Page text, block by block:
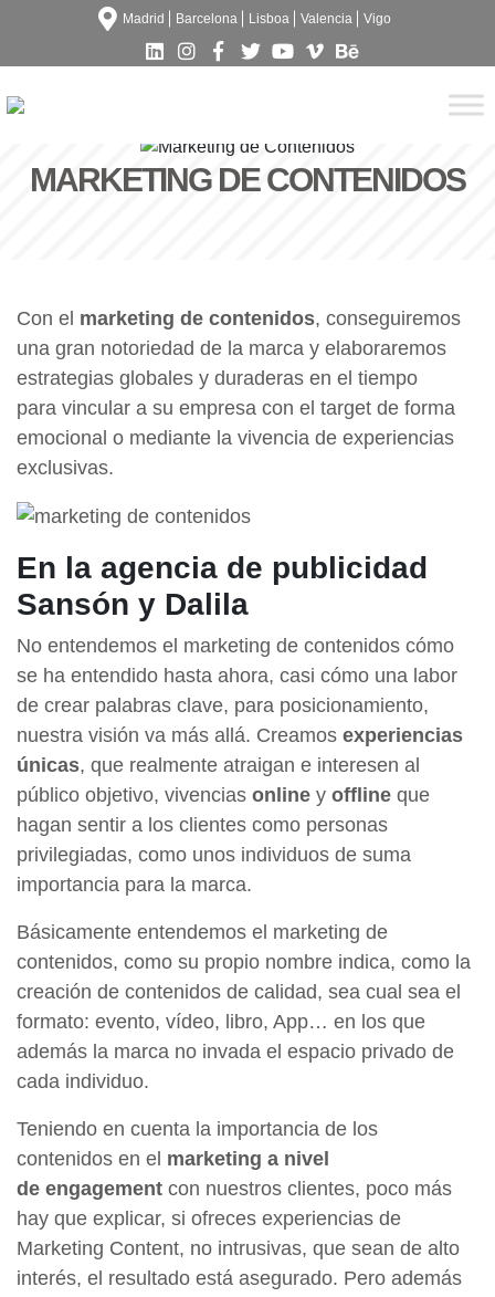
Madrid Barcelona Lisboa Valencia Vigo
MARKETING DE CONTENIDOS
Con el marketing de contenidos, conseguiremos
una gran notoriedad de la marca y elaboraremos
estrategias globales y duraderas en el tiempo
para vincular a su empresa con el target de forma
emocional o mediante la vivencia de experiencias
exclusivas.
En la agencia de publicidad
Sansón y Dalila
No entendemos el marketing de contenidos cómo
se ha entendido hasta ahora, casi cómo una labor
de crear palabras clave, para posicionamiento,
nuestra visión va más allá. Creamos experiencias
únicas, que realmente atraigan e interesen al
público objetivo, vivencias online y offline que
hagan sentir a los clientes como personas
privilegiadas, como unos individuos de suma
importancia para la marca.
Básicamente entendemos el marketing de
contenidos, como su propio nombre indica, como la
creación de contenidos de calidad, sea cual sea el
formato: evento, vídeo, libro, App… en los que
además la marca no invada el espacio privado de
cada individuo.
Teniendo en cuenta la importancia de los
contenidos en el marketing a nivel
de engagement con nuestros clientes, poco más
hay que explicar, si ofreces experiencias de
Marketing Content, no intrusivas, que sean de alto
interés, el resultado está asegurado. Pero además